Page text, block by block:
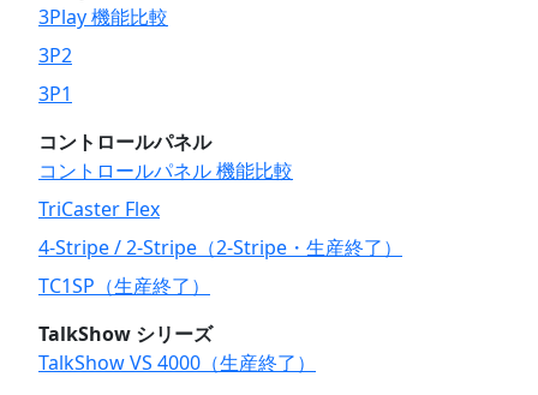
3Play 機能比較
3P2
3P1
コントロールパネル
コントロールパネル 機能比較
TriCaster Flex
4-Stripe / 2-Stripe（2-Stripe・生産終了）
TC1SP（生産終了）
TalkShow シリーズ
TalkShow VS 4000（生産終了）